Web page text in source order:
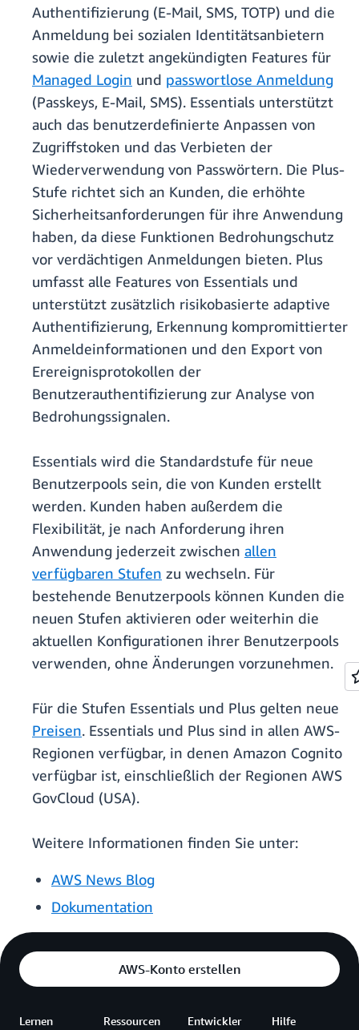
Authentifizierung (E-Mail, SMS, TOTP) und die
Anmeldung bei sozialen Identitätsanbietern
sowie die zuletzt angekündigten Features für
Managed Login und passwortlose Anmeldung
(Passkeys, E-Mail, SMS). Essentials unterstützt
auch das benutzerdefinierte Anpassen von
Zugriffstoken und das Verbieten der
Wiederverwendung von Passwörtern. Die Plus-
Stufe richtet sich an Kunden, die erhöhte
Sicherheitsanforderungen für ihre Anwendung
haben, da diese Funktionen Bedrohungschutz
vor verdächtigen Anmeldungen bieten. Plus
umfasst alle Features von Essentials und
unterstützt zusätzlich risikobasierte adaptive
Authentifizierung, Erkennung kompromittierter
Anmeldeinformationen und den Export von
Erereignisprotokollen der
Benutzerauthentifizierung zur Analyse von
Bedrohungssignalen.
Essentials wird die Standardstufe für neue
Benutzerpools sein, die von Kunden erstellt
werden. Kunden haben außerdem die
Flexibilität, je nach Anforderung ihren
Anwendung jederzeit zwischen allen
verfügbaren Stufen zu wechseln. Für
bestehende Benutzerpools können Kunden die
neuen Stufen aktivieren oder weiterhin die
aktuellen Konfigurationen ihrer Benutzerpools
verwenden, ohne Änderungen vorzunehmen.
Für die Stufen Essentials und Plus gelten neue
Preisen. Essentials und Plus sind in allen AWS-
Regionen verfügbar, in denen Amazon Cognito
verfügbar ist, einschließlich der Regionen AWS
GovCloud (USA).
Weitere Informationen finden Sie unter:
AWS News Blog
Dokumentation
AWS-Konto erstellen
Lernen Ressourcen Entwickler Hilfe